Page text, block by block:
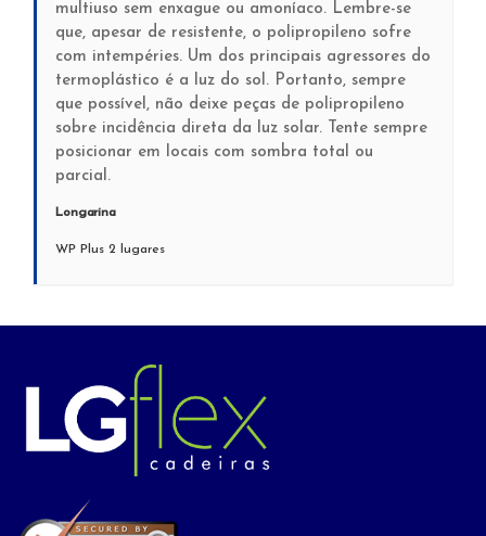
multiuso sem enxague ou amoníaco. Lembre-se
que, apesar de resistente, o polipropileno sofre
com intempéries. Um dos principais agressores do
termoplástico é a luz do sol. Portanto, sempre
que possível, não deixe peças de polipropileno
sobre incidência direta da luz solar. Tente sempre
posicionar em locais com sombra total ou
parcial.
Longarina
WP Plus 2 lugares